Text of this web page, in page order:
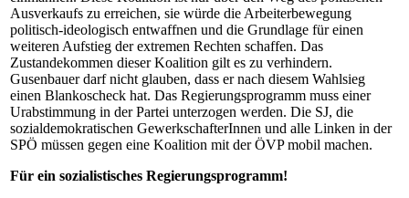
Ausverkaufs zu erreichen, sie würde die Arbeiterbewegung
politisch-ideologisch entwaffnen und die Grundlage für einen
weiteren Aufstieg der extremen Rechten schaffen. Das
Zustandekommen dieser Koalition gilt es zu verhindern.
Gusenbauer darf nicht glauben, dass er nach diesem Wahlsieg
einen Blankoscheck hat. Das Regierungsprogramm muss einer
Urabstimmung in der Partei unterzogen werden. Die SJ, die
sozialdemokratischen GewerkschafterInnen und alle Linken in der
SPÖ müssen gegen eine Koalition mit der ÖVP mobil machen.
Für ein sozialistisches Regierungsprogramm!